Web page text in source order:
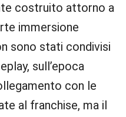
costruito attorno a
immersione
sono stati condivisi
sull’epoca
con le
al franchise, ma il